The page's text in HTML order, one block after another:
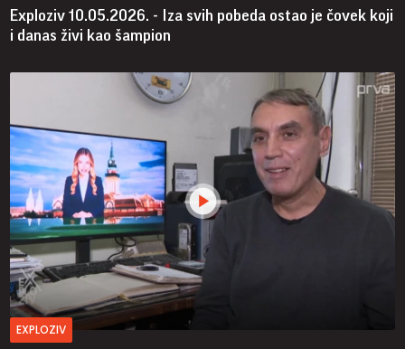
Exploziv 10.05.2026. - Iza svih pobeda ostao je čovek koji
i danas živi kao šampion
EXPLOZIV